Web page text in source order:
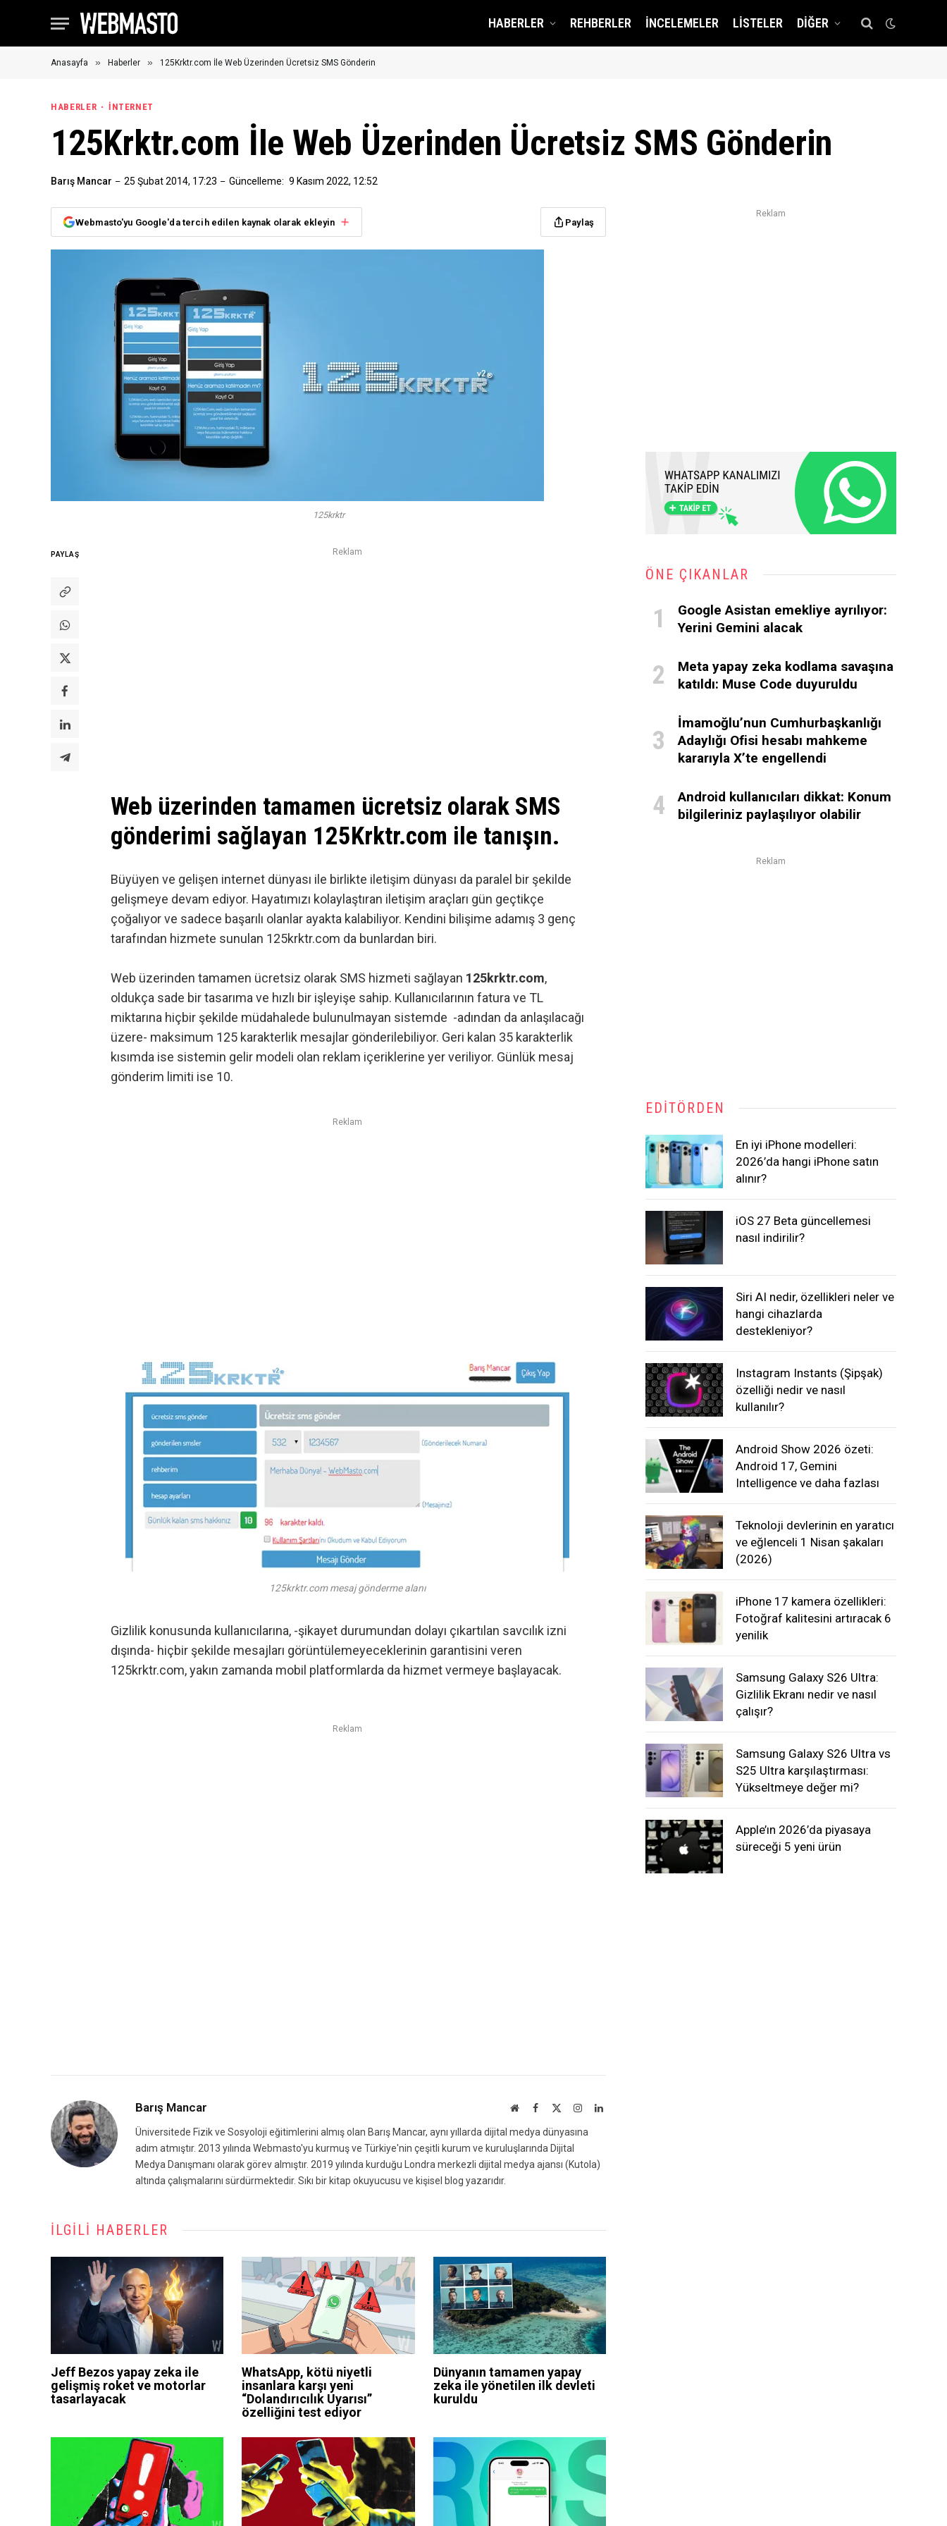
HABERLER REHBERLER İNCELEMELER LISTELER DIĞER
Anasayfa » Haberler » 125Krktr.com İle Web Üzerinden Ücretsiz SMS Gönderin
HABERLER İNTERNET
125Krktr.com İle Web Üzerinden Ücretsiz SMS Gönderin
Barış Mancar 25 Şubat 2014, 17:23 Güncelleme: 9 Kasım 2022, 12:52
Webmasto'yu Google'da tercih edilen kaynak olarak ekleyin Paylaş
125krktr
PAYLAŞ Reklam
Web üzerinden tamamen ücretsiz olarak SMS
gönderimi sağlayan 125Krktr.com ile tanışın.
Büyüyen ve gelişen internet dünyası ile birlikte iletişim dünyası da paralel bir şekilde
gelişmeye devam ediyor. Hayatımızı kolaylaştıran iletişim araçları gün geçtikçe
çoğalıyor ve sadece başarılı olanlar ayakta kalabiliyor. Kendini bilişime adamış 3 genç
tarafından hizmete sunulan 125krktr.com da bunlardan biri.
Web üzerinden tamamen ücretsiz olarak SMS hizmeti sağlayan 125krktr.com,
oldukça sade bir tasarıma ve hızlı bir işleyişe sahip. Kullanıcılarının fatura ve TL
miktarına hiçbir şekilde müdahalede bulunulmayan sistemde -adından da anlaşılacağı
üzere- maksimum 125 karakterlik mesajlar gönderilebiliyor. Geri kalan 35 karakterlik
kısımda ise sistemin gelir modeli olan reklam içeriklerine yer veriliyor. Günlük mesaj
gönderim limiti ise 10.
Reklam
125krktr.com mesaj gönderme alanı
Gizlilik konusunda kullanıcılarına, -şikayet durumundan dolayı çıkartılan savcılık izni
dışında- hiçbir şekilde mesajları görüntülemeyeceklerinin garantisini veren
125krktr.com, yakın zamanda mobil platformlarda da hizmet vermeye başlayacak.
Reklam
Barış Mancar WebsiteFacebook InstagramLinkedIn
Üniversitede Fizik ve Sosyoloji eğitimlerini almış olan Barış Mancar, aynı yıllarda dijital medya dünyasına
adım atmıştır. 2013 yılında Webmasto'yu kurmuş ve Türkiye'nin çeşitli kurum ve kuruluşlarında Dijital
Medya Danışmanı olarak görev almıştır. 2019 yılında kurduğu Londra merkezli dijital medya ajansı (Kutola)
altında çalışmalarını sürdürmektedir. Sıkı bir kitap okuyucusu ve kişisel blog yazarıdır.
İLGILI HABERLER
Jeff Bezos yapay zeka ile
gelişmiş roket ve motorlar
tasarlayacak
WhatsApp, kötü niyetli
insanlara karşı yeni
“Dolandırıcılık Uyarısı”
özelliğini test ediyor
Dünyanın tamamen yapay
zeka ile yönetilen ilk devleti
kuruldu
Reklam
ÖNE ÇIKANLAR
Google Asistan emekliye ayrılıyor:
Yerini Gemini alacak
Meta yapay zeka kodlama savaşına
katıldı: Muse Code duyuruldu
İmamoğlu’nun Cumhurbaşkanlığı
Adaylığı Ofisi hesabı mahkeme
kararıyla X’te engellendi
Android kullanıcıları dikkat: Konum
bilgileriniz paylaşılıyor olabilir
Reklam
EDITÖRDEN
En iyi iPhone modelleri:
2026’da hangi iPhone satın
alınır?
iOS 27 Beta güncellemesi
nasıl indirilir?
Siri AI nedir, özellikleri neler ve
hangi cihazlarda
destekleniyor?
Instagram Instants (Şipşak)
özelliği nedir ve nasıl
kullanılır?
Android Show 2026 özeti:
Android 17, Gemini
Intelligence ve daha fazlası
Teknoloji devlerinin en yaratıcı
ve eğlenceli 1 Nisan şakaları
(2026)
iPhone 17 kamera özellikleri:
Fotoğraf kalitesini artıracak 6
yenilik
Samsung Galaxy S26 Ultra:
Gizlilik Ekranı nedir ve nasıl
çalışır?
Samsung Galaxy S26 Ultra vs
S25 Ultra karşılaştırması:
Yükseltmeye değer mi?
Apple’ın 2026’da piyasaya
süreceği 5 yeni ürün